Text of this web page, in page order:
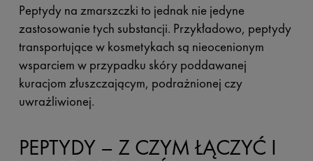
Peptydy na zmarszczki to jednak nie jedyne
zastosowanie tych substancji. Przykładowo, peptydy
transportujące w kosmetykach są nieocenionym
wsparciem w przypadku skóry poddawanej
kuracjom złuszczającym, podrażnionej czy
uwrażliwionej.
PEPTYDY – Z CZYM ŁĄCZYĆ I